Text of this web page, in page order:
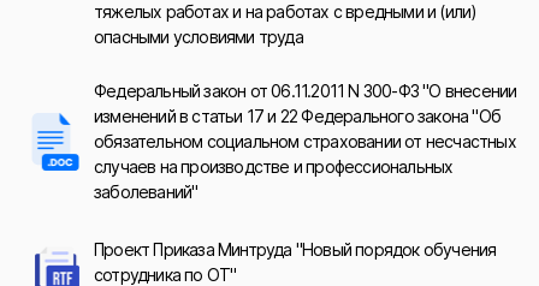
тяжелых работах и на работах с вредными и (или)
опасными условиями труда
Федеральный закон от 06.11.2011 N 300-ФЗ "О внесении
изменений в статьи 17 и 22 Федерального закона "Об
обязательном социальном страховании от несчастных
случаев на производстве и профессиональных
заболеваний"
Проект Приказа Минтруда "Новый порядок обучения
сотрудника по ОТ"